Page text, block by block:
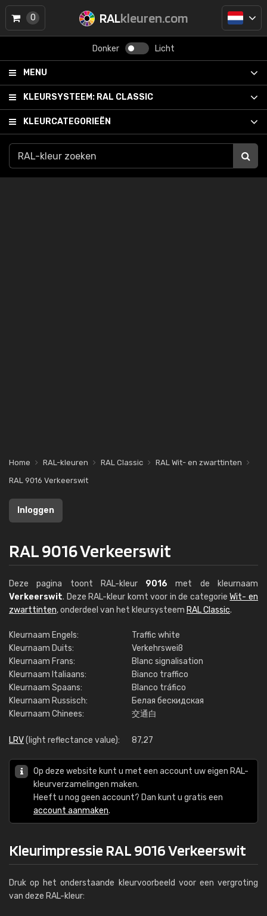
RALkleuren.com
Donker Licht
MENU
KLEURSYSTEEM: RAL CLASSIC
KLEURCATEGORIEËN
0
Home RAL-kleuren RAL Classic
RAL Wit- en zwarttinten
RAL 9016 Verkeerswit
Inloggen
RAL 9016 Verkeerswit
Deze pagina toont RAL-kleur 9016 met de kleurnaam
Verkeerswit. Deze RAL-kleur komt voor in de categorieWit- en
zwarttinten, onderdeel van het kleursysteem RAL Classic.
Kleurnaam Engels:
Traffic white
Kleurnaam Duits:
Verkehrsweiß
Kleurnaam Frans:
Blanc signalisation
Kleurnaam Italiaans:
Bianco traffico
Kleurnaam Spaans:
Blanco tráfico
Kleurnaam Russisch:
Белая бескидская
Kleurnaam Chinees:
交通白
LRV(light reflectance value): 87,27
Op deze website kunt u met een account uw eigen RAL-
kleurverzamelingen maken.
Heeft u nog geen account? Dan kunt u gratis een
account aanmaken.
Kleurimpressie RAL 9016 Verkeerswit
Druk op het onderstaande kleurvoorbeeld voor een vergroting
van deze RAL-kleur: